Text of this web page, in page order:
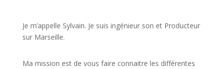
Je m’appelle Sylvain. Je suis ingénieur son et Producteur
sur Marseille.
Ma mission est de vous faire connaitre les différentes